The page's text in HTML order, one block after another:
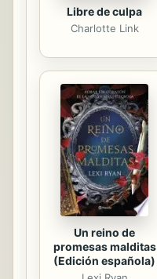
Libre de culpa
Charlotte Link
Un reino de
promesas malditas
(Edición española)